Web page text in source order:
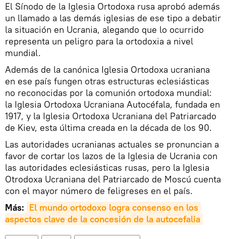
El Sínodo de la Iglesia Ortodoxa rusa aprobó además
un llamado a las demás iglesias de ese tipo a debatir
la situación en Ucrania, alegando que lo ocurrido
representa un peligro para la ortodoxia a nivel
mundial.
Además de la canónica Iglesia Ortodoxa ucraniana
en ese país fungen otras estructuras eclesiásticas
no reconocidas por la comunión ortodoxa mundial:
la Iglesia Ortodoxa Ucraniana Autocéfala, fundada en
1917, y la Iglesia Ortodoxa Ucraniana del Patriarcado
de Kiev, esta última creada en la década de los 90.
Las autoridades ucranianas actuales se pronuncian a
favor de cortar los lazos de la Iglesia de Ucrania con
las autoridades eclesiásticas rusas, pero la Iglesia
Otrodoxa Ucraniana del Patriarcado de Moscú cuenta
con el mayor número de feligreses en el país.
Más: El mundo ortodoxo logra consenso en los
aspectos clave de la concesión de la autocefalia